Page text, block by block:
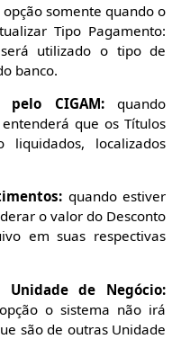
somente quando o
Tipo Pagamento:
utilizado o tipo de
banco.
CIGAM:quando
que os Títulos
localizados
quando estiver
o valor do Desconto
em suas respectivas
de Negócio:
o sistema não irá
são de outras Unidade